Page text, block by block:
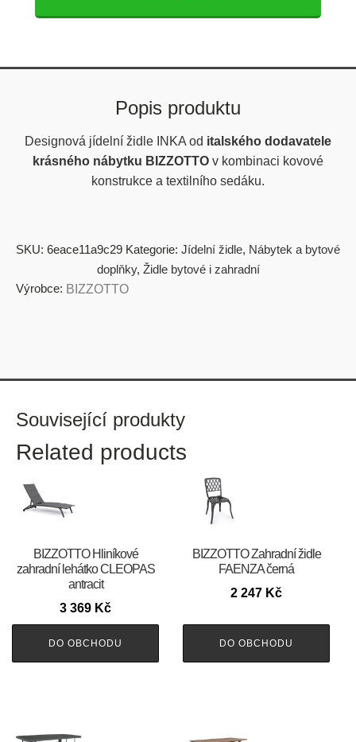
Popis produktu
Designová jídelní židle INKA od italského dodavatele
krásného nábytku BIZZOTTO v kombinaci kovové
konstrukce a textilního sedáku.
SKU: 6eace11a9c29 Kategorie: Jídelní židle, Nábytek a bytové
doplňky, Židle bytové i zahradní
Výrobce: BIZZOTTO
Související produkty
Related products
BIZZOTTO Hliníkové
zahradní lehátko CLEOPAS
antracit
3 369 Kč
DO OBCHODU
BIZZOTTO Zahradní židle
FAENZA černá
2 247 Kč
DO OBCHODU